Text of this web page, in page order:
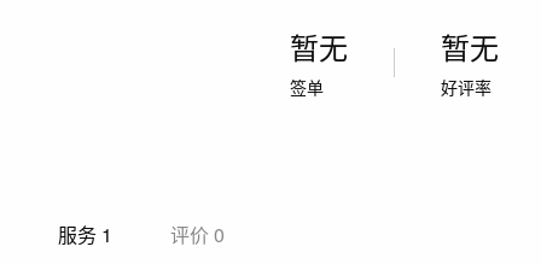
暂无
签单
暂无
好评率
服务 1 评价 0